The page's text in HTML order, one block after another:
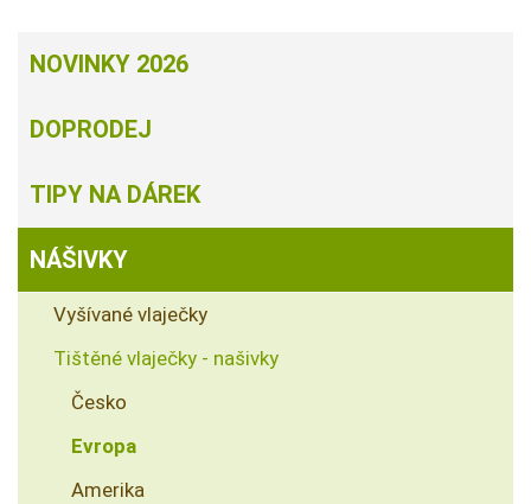
NOVINKY 2026
DOPRODEJ
TIPY NA DÁREK
NÁŠIVKY
Vyšívané vlaječky
Tištěné vlaječky - našivky
Česko
Evropa
Amerika